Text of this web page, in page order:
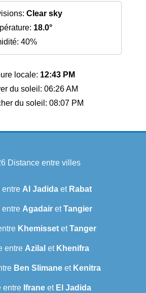
Clear sky
18.0°
40%
locale: 12:43 PM
du soleil: 06:26 AM
du soleil: 08:07 PM
Distance entre villes
entre Al Jadida et Rabat
entre AgadairetTangier
Khemisset etTanger
entre Azilal et Khenifra
Ben Slimaneet Kenitra
entre Ifraneet El Jadida